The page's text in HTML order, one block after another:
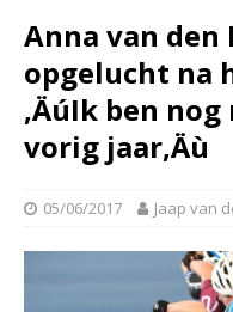
Anna van den
opgelucht na
‚ÄúIk ben
vorig jaar‚Äù
05/06/2017 Jaap van